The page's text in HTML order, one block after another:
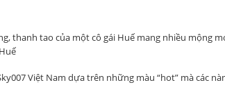
thanh tao của một cô gái Huế mang nhiều mộng
Việt Nam dựa trên những màu “hot” mà các